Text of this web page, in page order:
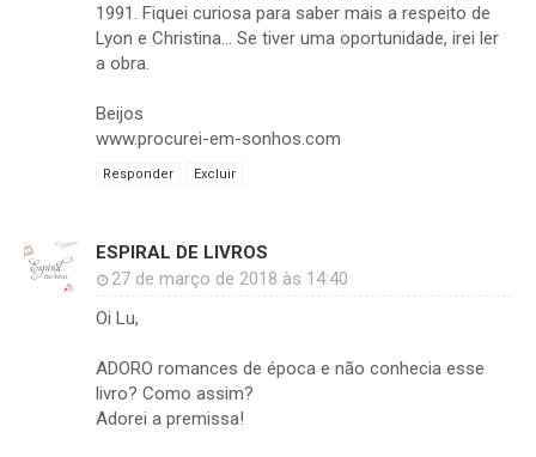
1991. Fiquei curiosa para saber mais a respeito de
Lyon e Christina... Se tiver uma oportunidade, irei ler
a obra.
Beijos
www.procurei-em-sonhos.com
Responder Excluir
ESPIRAL DE LIVROS
27 de março de 2018 às 14:40
Oi Lu,
ADORO romances de época e não conhecia esse
livro? Como assim?
Adorei a premissa!